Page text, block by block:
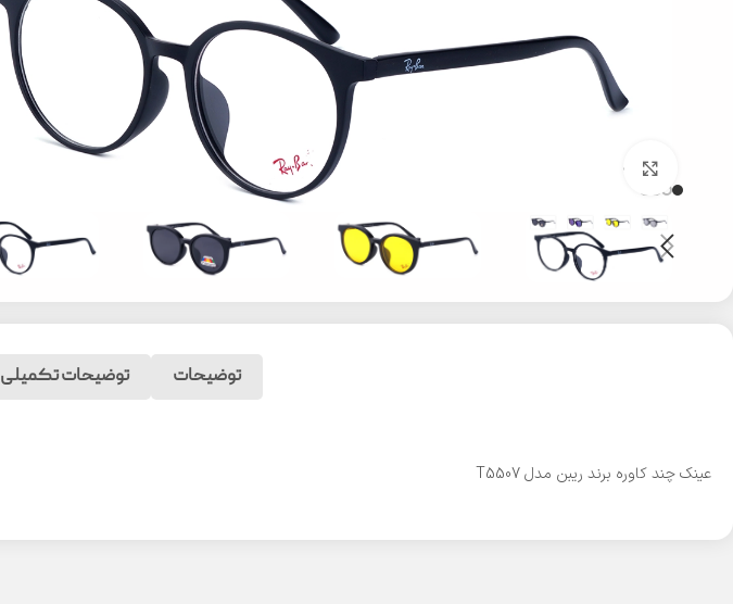
توضیحات توضیحات تکمیلی
عینک چند کاوره برند ریبن مدل T5507